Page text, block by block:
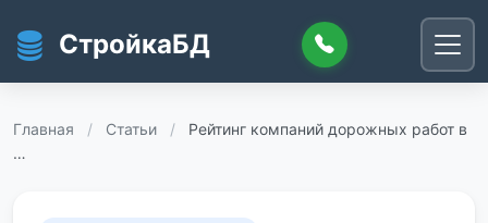
СтройкаБД
Главная / Статьи /
Рейтинг компаний дорожных работ в
…